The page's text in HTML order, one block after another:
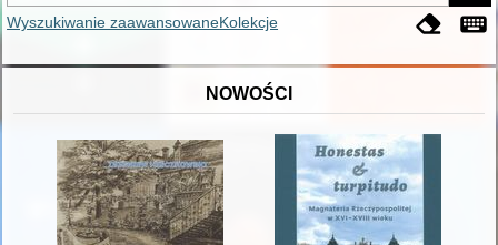
Wyszukiwanie zaawansowaneKolekcje
NOWOŚCI